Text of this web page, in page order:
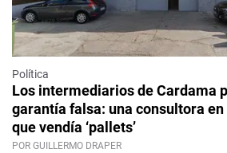
Política
Los intermediarios de Cardama
garantía falsa: una consultora en
que vendía ‘pallets’
POR GUILLERMO DRAPER